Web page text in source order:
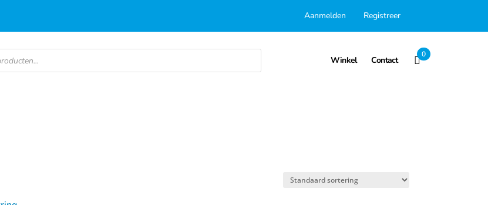
Aanmelden Registreer
Winkel Contact
0